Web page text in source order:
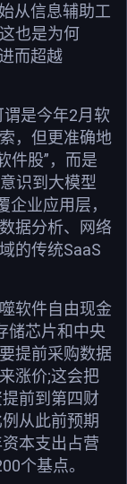
从信息辅助工
也是为何
而超越
是今年2月软
，但更准确地
件股”，而是
识到大模型
企业应用层，
据分析、网络
的传统SaaS
软件自由现金
储芯片和中央
提前采购数据
涨价;这会把
前到第四财
从此前预期
本支出占营
个基点。